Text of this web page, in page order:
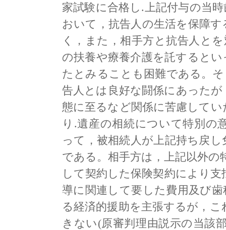
家試験に合格し.上記付与の当
おいて，抗告人の生活を保障
く，また，相手方と抗告人と
の扶養や療養介護を託すると
たとみることも困難である。
告人とは良好な闘係にあった
態に至るなど関係に苦慮して
り.遺産の相続について特別の
って，被相続人が上記持ち戻
である。相手方は，上記以外の
して契約した保険契約により
導に関連して要した費用及び
る経済的援助を主張するが，
きない(原審判理由説示の当該